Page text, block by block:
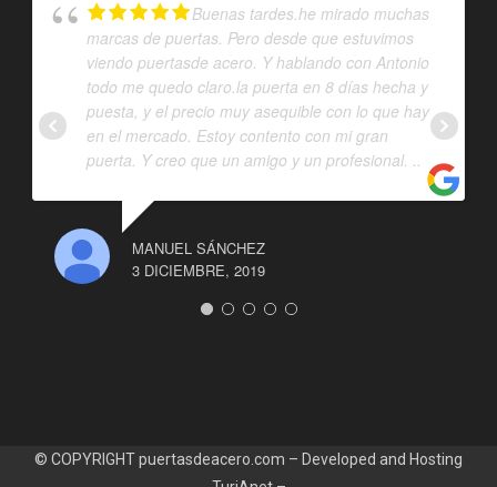
Buenas tardes.he mirado muchas
marcas de puertas. Pero desde que estuvimos
viendo puertasde acero. Y hablando con Antonio
todo me quedo claro.la puerta en 8 días hecha y
puesta, y el precio muy asequible con lo que hay
en el mercado. Estoy contento con mi gran
puerta. Y creo que un amigo y un profesional. ..
MANUEL SÁNCHEZ
3 DICIEMBRE, 2019
© COPYRIGHT puertasdeacero.com – Developed and Hosting